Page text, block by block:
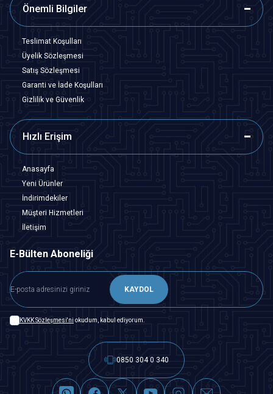
Önemli Bilgiler
Teslimat Koşulları
Üyelik Sözleşmesi
Satış Sözleşmesi
Garanti ve İade Koşulları
Gizlilik ve Güvenlik
Hızlı Erişim
Anasayfa
Yeni Ürünler
İndirimdekiler
Müşteri Hizmetleri
İletişim
E-Bülten Aboneliği
KAYDOL
KVKK Sözleşmesi'ni okudum, kabul ediyorum.
0850 304 0 340